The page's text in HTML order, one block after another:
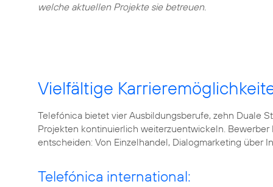
welche aktuellen Projekte sie betreuen.
Vielfältige
Telefónica bietet vier Ausbildungsberufe, zehn Duale
Projekten kontinuierlich weiterzuentwickeln.
Telefónica international: